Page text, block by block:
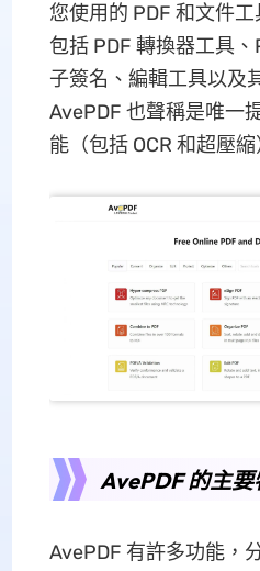
您使用的 PDF 和文件
包括 PDF 轉換器工具
子簽名、編輯工具以及
AvePDF 也聲稱是唯一
能（包括 OCR 和超壓
AvePDF 的主要
AvePDF 有許多功能，